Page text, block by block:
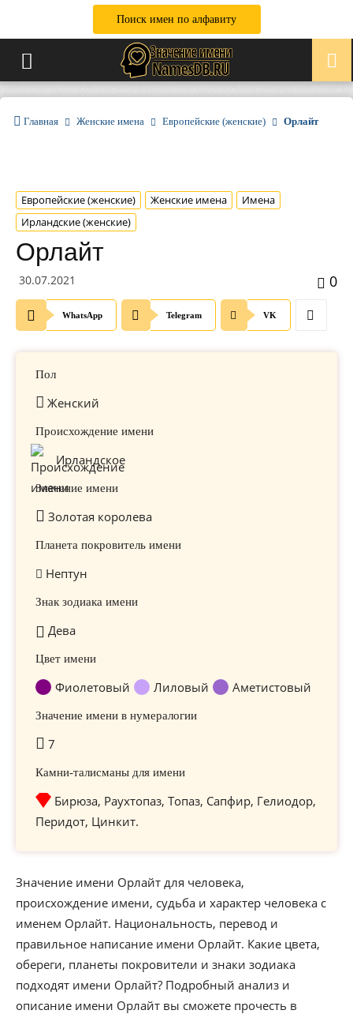
Поиск имен по алфавиту
Главная Женские имена Европейские (женские) Орлайт
Европейские (женские) Женские имена
Имена
Ирландские (женские)
Орлайт
30.07.2021 0
WhatsApp Telegram VK
Пол
Женский
Происхождение имени
Ирландское
Значение имени
Золотая королева
Планета покровитель имени
Нептун
Знак зодиака имени
Дева
Цвет имени
Фиолетовый Лиловый Аметистовый
Значение имени в нумералогии
7
Камни-талисманы для имени
Бирюза, Раухтопаз, Топаз, Сапфир, Гелиодор,
Перидот, Цинкит.
Значение имени Орлайт для человека,
происхождение имени, судьба и характер человека с
именем Орлайт. Национальность, перевод и
правильное написание имени Орлайт. Какие цвета,
обереги, планеты покровители и знаки зодиака
подходят имени Орлайт? Подробный анализ и
описание имени Орлайт вы сможете прочесть в